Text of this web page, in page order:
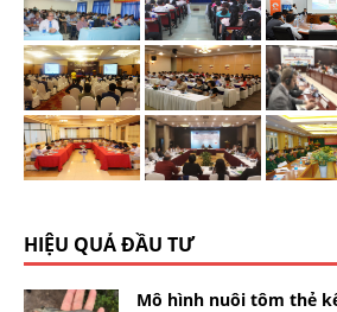
HIỆU QUẢ ĐẦU TƯ
Mô hình nuôi tôm thẻ